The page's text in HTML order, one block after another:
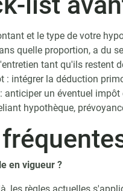
et le type de votre
quelle proportion, a du
tant qu'ils restent
: intégrer la déduction
anticiper un éventuel
hypothèque,
en vigueur ?